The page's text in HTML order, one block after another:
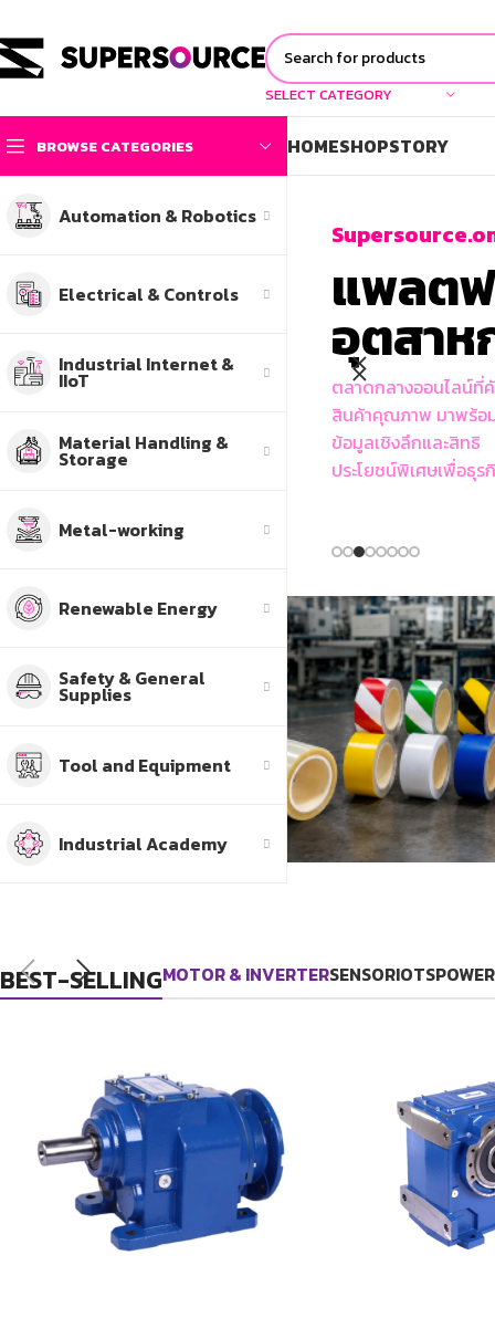
SELECT CATEGORY
BROWSE CATEGORIES
Automation & Robotics
Electrical & Controls
Industrial Internet &
IIoT
Material Handling &
Storage
Metal-working
Renewable Energy
Safety & General
Supplies
Tool and Equipment
Industrial Academy
HOMESHOPSTORY
แพลต
อุตสาห
ตลาดกลางออนไลน์ที่
สินค้าคุณภาพ มาพร้อ
ข้อมูลเชิงลึกและสิทธิ
ประโยชน์พิเศษเพื่อธุ
BEST-SELLINGMOTOR & INVERTERSENSORIOTSPOWER